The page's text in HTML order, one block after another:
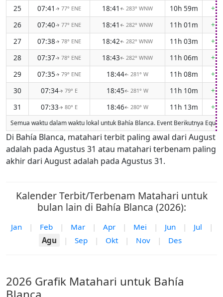
25
07:41 ↑ 77° ENE 18:41 ↑ 283° WNW 10h 59m
26
07:40↑ 77° ENE 18:41 ↑ 282° WNW 11h 01m
27
07:38↑ 78° ENE 18:42↑ 282° WNW 11h 03m
28
07:37↑ 78° ENE 18:43↑ 282° WNW 11h 06m
29
07:35↑ 79° ENE 18:44↑ 281° W 11h 08m
30
07:34↑ 79° E 18:45↑ 281° W 11h 10m
31
07:33↑ 80° E 18:46↑ 280° W 11h 13m
Semua waktu dalam waktu lokal untuk Bahía Blanca. Event Berikutnya
Di Bahía Blanca, matahari terbit paling awal dari August
adalah pada Agustus 31 atau matahari terbenam paling
akhir dari August adalah pada Agustus 31.
Kalender Terbit/Terbenam Matahari untuk
bulan lain di Bahía Blanca (2026):
Jan | Feb | Mar | Apr | Mei | Jun | Jul
|
Agu
| Sep | Okt | Nov | Des
2026 Grafik Matahari untuk Bahía